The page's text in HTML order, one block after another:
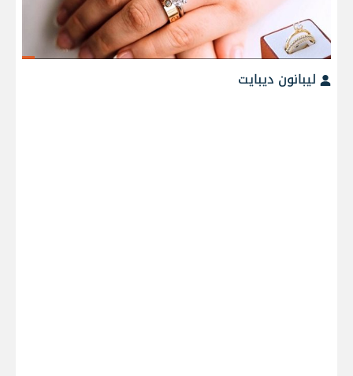
ليبانون ديبايت